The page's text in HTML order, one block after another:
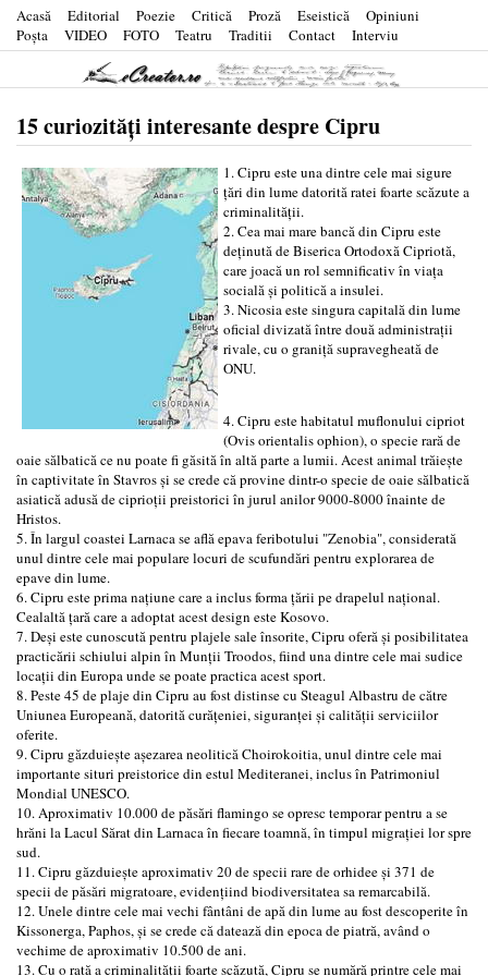
Acasă Editorial Poezie Critică Proză Eseistică
Opiniuni
Poşta
VIDEO FOTO Teatru Traditii Contact Interviu
15 curiozități interesante despre Cipru
1. Cipru este una dintre cele mai sigure
țări din lume datorită ratei foarte scăzute a
criminalității.
2. Cea mai mare bancă din Cipru este
deținută de Biserica Ortodoxă Cipriotă,
care joacă un rol semnificativ în viața
socială și politică a insulei.
3. Nicosia este singura capitală din lume
oficial divizată între două administrații
rivale, cu o graniță supravegheată de
ONU.
4. Cipru este habitatul muflonului cipriot
(Ovis orientalis ophion), o specie rară de
oaie sălbatică ce nu poate fi găsită în altă parte a lumii. Acest animal trăiește
în captivitate în Stavros și se crede că provine dintr-o specie de oaie sălbatică
asiatică adusă de ciprioții preistorici în jurul anilor 9000-8000 înainte de
Hristos.
5. În largul coastei Larnaca se află epava feribotului "Zenobia", considerată
unul dintre cele mai populare locuri de scufundări pentru explorarea de
epave din lume.
6. Cipru este prima națiune care a inclus forma țării pe drapelul național.
Cealaltă țară care a adoptat acest design este Kosovo.
7. Deși este cunoscută pentru plajele sale însorite, Cipru oferă și posibilitatea
practicării schiului alpin în Munții Troodos, fiind una dintre cele mai sudice
locații din Europa unde se poate practica acest sport.
8. Peste 45 de plaje din Cipru au fost distinse cu Steagul Albastru de către
Uniunea Europeană, datorită curățeniei, siguranței și calității serviciilor
oferite.
9. Cipru găzduiește așezarea neolitică Choirokoitia, unul dintre cele mai
importante situri preistorice din estul Mediteranei, inclus în Patrimoniul
Mondial UNESCO.
10. Aproximativ 10.000 de păsări flamingo se opresc temporar pentru a se
hrăni la Lacul Sărat din Larnaca în fiecare toamnă, în timpul migrației lor spre
sud.
11. Cipru găzduiește aproximativ 20 de specii rare de orhidee și 371 de
specii de păsări migratoare, evidențiind biodiversitatea sa remarcabilă.
12. Unele dintre cele mai vechi fântâni de apă din lume au fost descoperite în
Kissonerga, Paphos, și se crede că datează din epoca de piatră, având o
vechime de aproximativ 10.500 de ani.
13. Cu o rată a criminalității foarte scăzută, Cipru se numără printre cele mai